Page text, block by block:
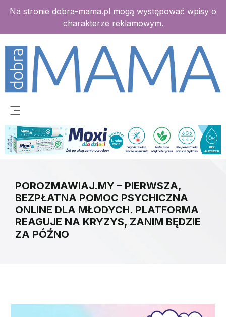
Na stronie dobra-mama.pl mogą występować wpisy o
charakterze reklamowym.
POROZMAWIAJ.MY – PIERWSZA,
BEZPŁATNA POMOC PSYCHICZNA
ONLINE DLA MŁODYCH. PLATFORMA
REAGUJE NA KRYZYS, ZANIM BĘDZIE
ZA PÓŹNO